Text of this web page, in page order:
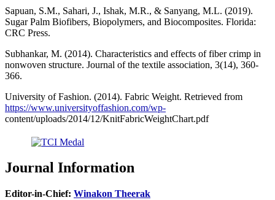
Sapuan, S.M., Sahari, J., Ishak, M.R., & Sanyang, M.L. (2019).
Sugar Palm Biofibers, Biopolymers, and Biocomposites. Florida:
CRC Press.
Subhankar, M. (2014). Characteristics and effects of fiber crimp in
nonwoven structure. Journal of the textile association, 3(14), 360-
366.
University of Fashion. (2014). Fabric Weight. Retrieved from
https://www.universityoffashion.com/wp-
content/uploads/2014/12/KnitFabricWeightChart.pdf
Journal Information
Editor-in-Chief: Winakon Theerak